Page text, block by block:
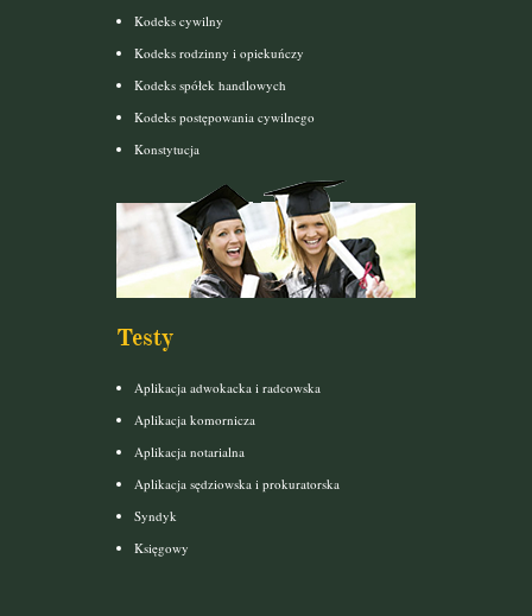
Kodeks cywilny
Kodeks rodzinny i opiekuńczy
Kodeks spółek handlowych
Kodeks postępowania cywilnego
Konstytucja
Testy
Aplikacja adwokacka i radcowska
Aplikacja komornicza
Aplikacja notarialna
Aplikacja sędziowska i prokuratorska
Syndyk
Księgowy